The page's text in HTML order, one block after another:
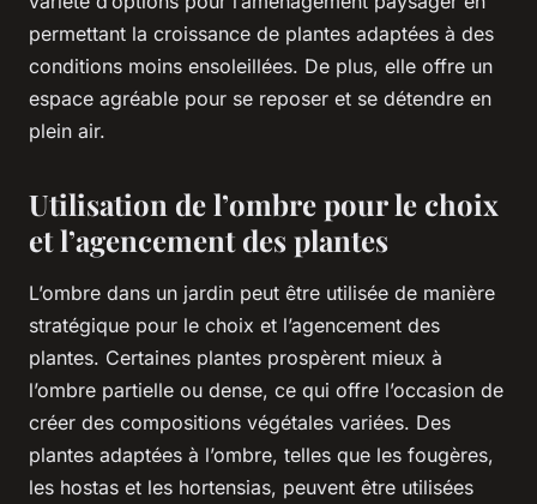
permettant la croissance de plantes adaptées à des
conditions moins ensoleillées. De plus, elle offre un
espace agréable pour se reposer et se détendre en
plein air.
Utilisation de l’ombre pour le choix
et l’agencement des plantes
L’ombre dans un jardin peut être utilisée de manière
stratégique pour le choix et l’agencement des
plantes. Certaines plantes prospèrent mieux à
l’ombre partielle ou dense, ce qui offre l’occasion de
créer des compositions végétales variées. Des
plantes adaptées à l’ombre, telles que les fougères,
les hostas et les hortensias, peuvent être utilisées